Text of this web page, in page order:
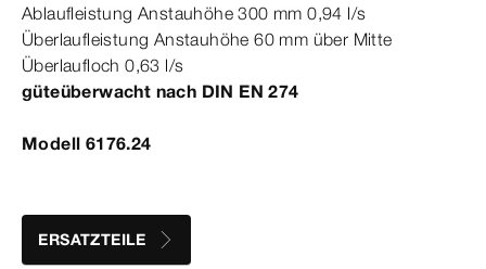
Ablaufleistung Anstauhöhe 300 mm 0,94 l/s
Überlaufleistung Anstauhöhe 60 mm über Mitte
Überlaufloch 0,63 l/s
güteüberwacht nach DIN EN 274
Modell 6176.24
ERSATZTEILE